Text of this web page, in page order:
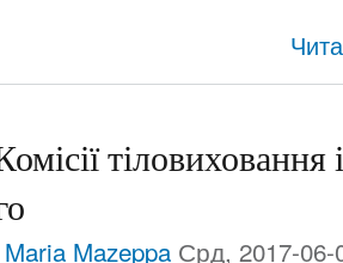
тіловиховання
Maria Mazeppa Срд, 2017-06-